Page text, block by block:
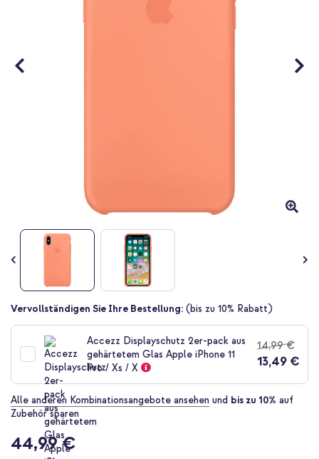
Zum
Bildgalerie
springen
Vervollständigen Sie Ihre Bestellung: (bis zu 10% Rabatt)
Accezz Displayschutz 2er-pack aus
gehärtetem Glas Apple iPhone 11
Pro / Xs / X
14,99 €
13,49 €
Alle anderen Kombinationsangebote ansehen und bis zu 10% auf
Zubehör sparen
44,99 €